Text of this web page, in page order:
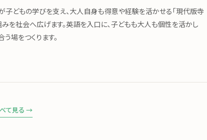
子どもの学びを支え、大人自身も得意や経験を活かせる「現代版寺
みを社会へ広げます。英語を入口に、子どもも大人も個性を活かし
場をつくります。
て見る →